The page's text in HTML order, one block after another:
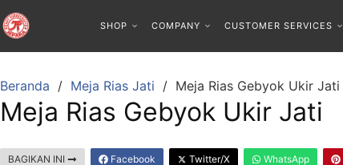
SHOP COMPANY CUSTOMER SERVICES
Beranda Meja Rias Jati Meja Rias Gebyok Ukir Jati
Meja Rias Gebyok Ukir Jati
BAGIKAN INI Facebook Twitter/X WhatsApp